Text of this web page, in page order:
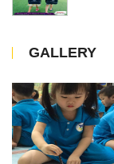
GALLERY